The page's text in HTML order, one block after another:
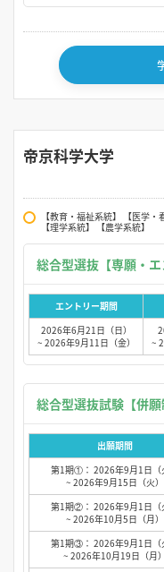
帝京科学大学
【教育・福祉系統】 【医学
【理学系統】 【農学系統】
エントリー期間
2026年6月21日（日）
~ 2026年9月11日（金）
~
出願期間
第1期①： 2026年9月1日（
~ 2026年9月15日（火）
第1期②： 2026年9月1日（
~ 2026年10月5日（月）
第1期③： 2026年9月1日（
~ 2026年10月19日（月）